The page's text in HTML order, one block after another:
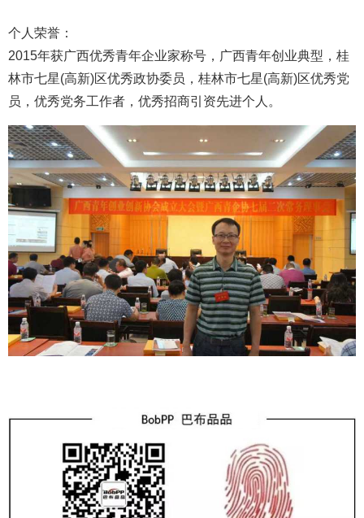
个人荣誉：
2015年获广西优秀青年企业家称号，广西青年创业典型，桂
林市七星(高新)区优秀政协委员，桂林市七星(高新)区优秀党
员，优秀党务工作者，优秀招商引资先进个人。